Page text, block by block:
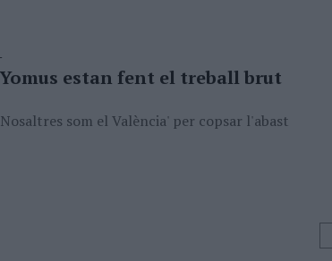
estan fent el treball brut
som el València' per copsar l'abast